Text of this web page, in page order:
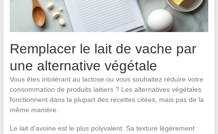
Remplacer le lait de vache par
une alternative végétale
Vous êtes intolérant au lactose ou vous souhaitez réduire votre
consommation de produits laitiers ? Les alternatives végétales
fonctionnent dans la plupart des recettes citées, mais pas de la
même manière.
Le lait d’avoine est le plus polyvalent. Sa texture légèrement